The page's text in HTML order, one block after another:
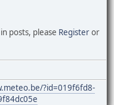
posts, please Registeror
?id=019f6fd8-